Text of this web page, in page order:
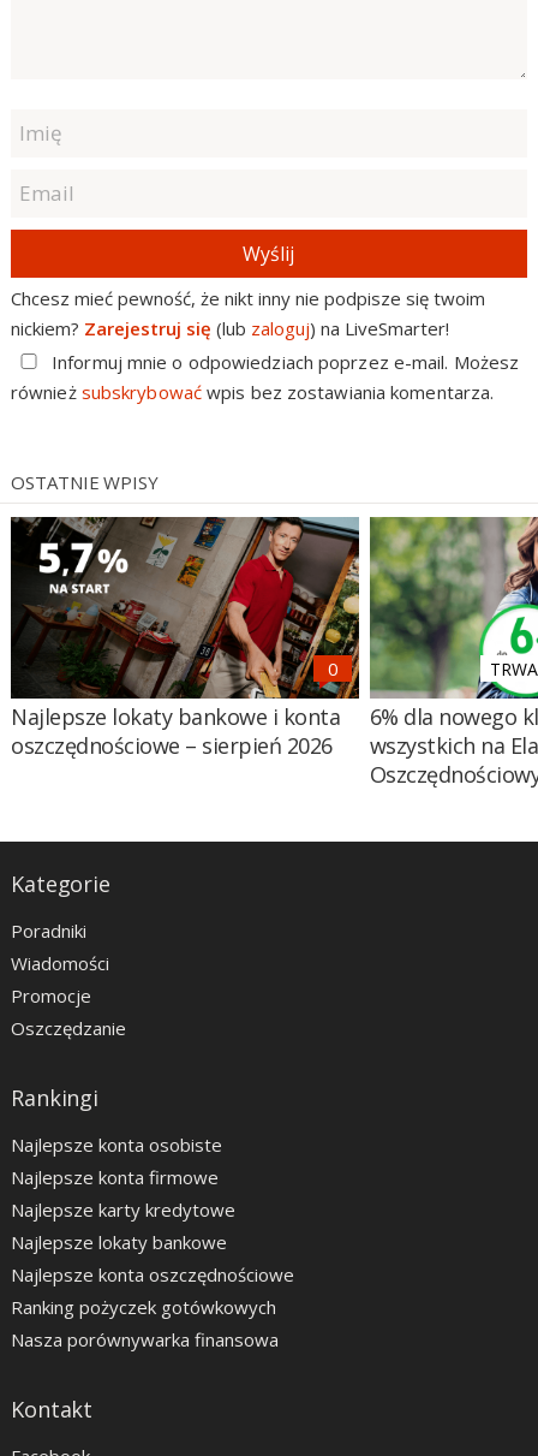
Wyślij
Chcesz mieć pewność, że nikt inny nie podpisze się twoim
nickiem? Zarejestruj się (lub zaloguj) na LiveSmarter!
Informuj mnie o odpowiedziach poprzez e-mail. Możesz
również subskrybowaćwpis bez zostawiania komentarza.
OSTATNIE WPISY
Najlepsze lokaty bankowe i konta
oszczędnościowe – sierpień 2026
6% dla nowego
wszystkich na
Kategorie
Poradniki
Wiadomości
Promocje
Oszczędzanie
Rankingi
Najlepsze konta osobiste
Najlepsze konta firmowe
Najlepsze karty kredytowe
Najlepsze lokaty bankowe
Najlepsze konta oszczędnościowe
Ranking pożyczek gotówkowych
Nasza porównywarka finansowa
Kontakt